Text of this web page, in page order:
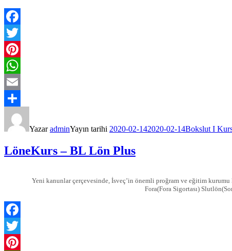
Facebook
Twitter
Pinterest
WhatsApp
Email
Share
YazaradminYayın tarihi 2020-02-142020-02-14Bokslut I
LöneKurs – BL Lön Plus
Yeni kanunlar çerçevesinde, İsveç’in önemli proğram ve eğitim
Fora(Fora Sigortası)
Facebook
Twitter